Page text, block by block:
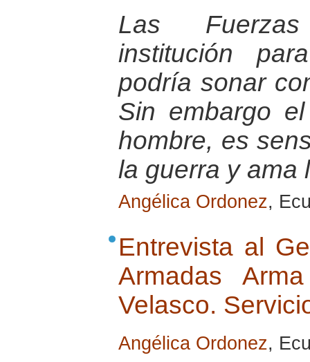
Las
institución
podría sonar
Sin embargo
hombre, es
la guerra y ama
Angélica Ordonez,
Entrevista al
Armadas
Velasco.
Angélica Ordonez,